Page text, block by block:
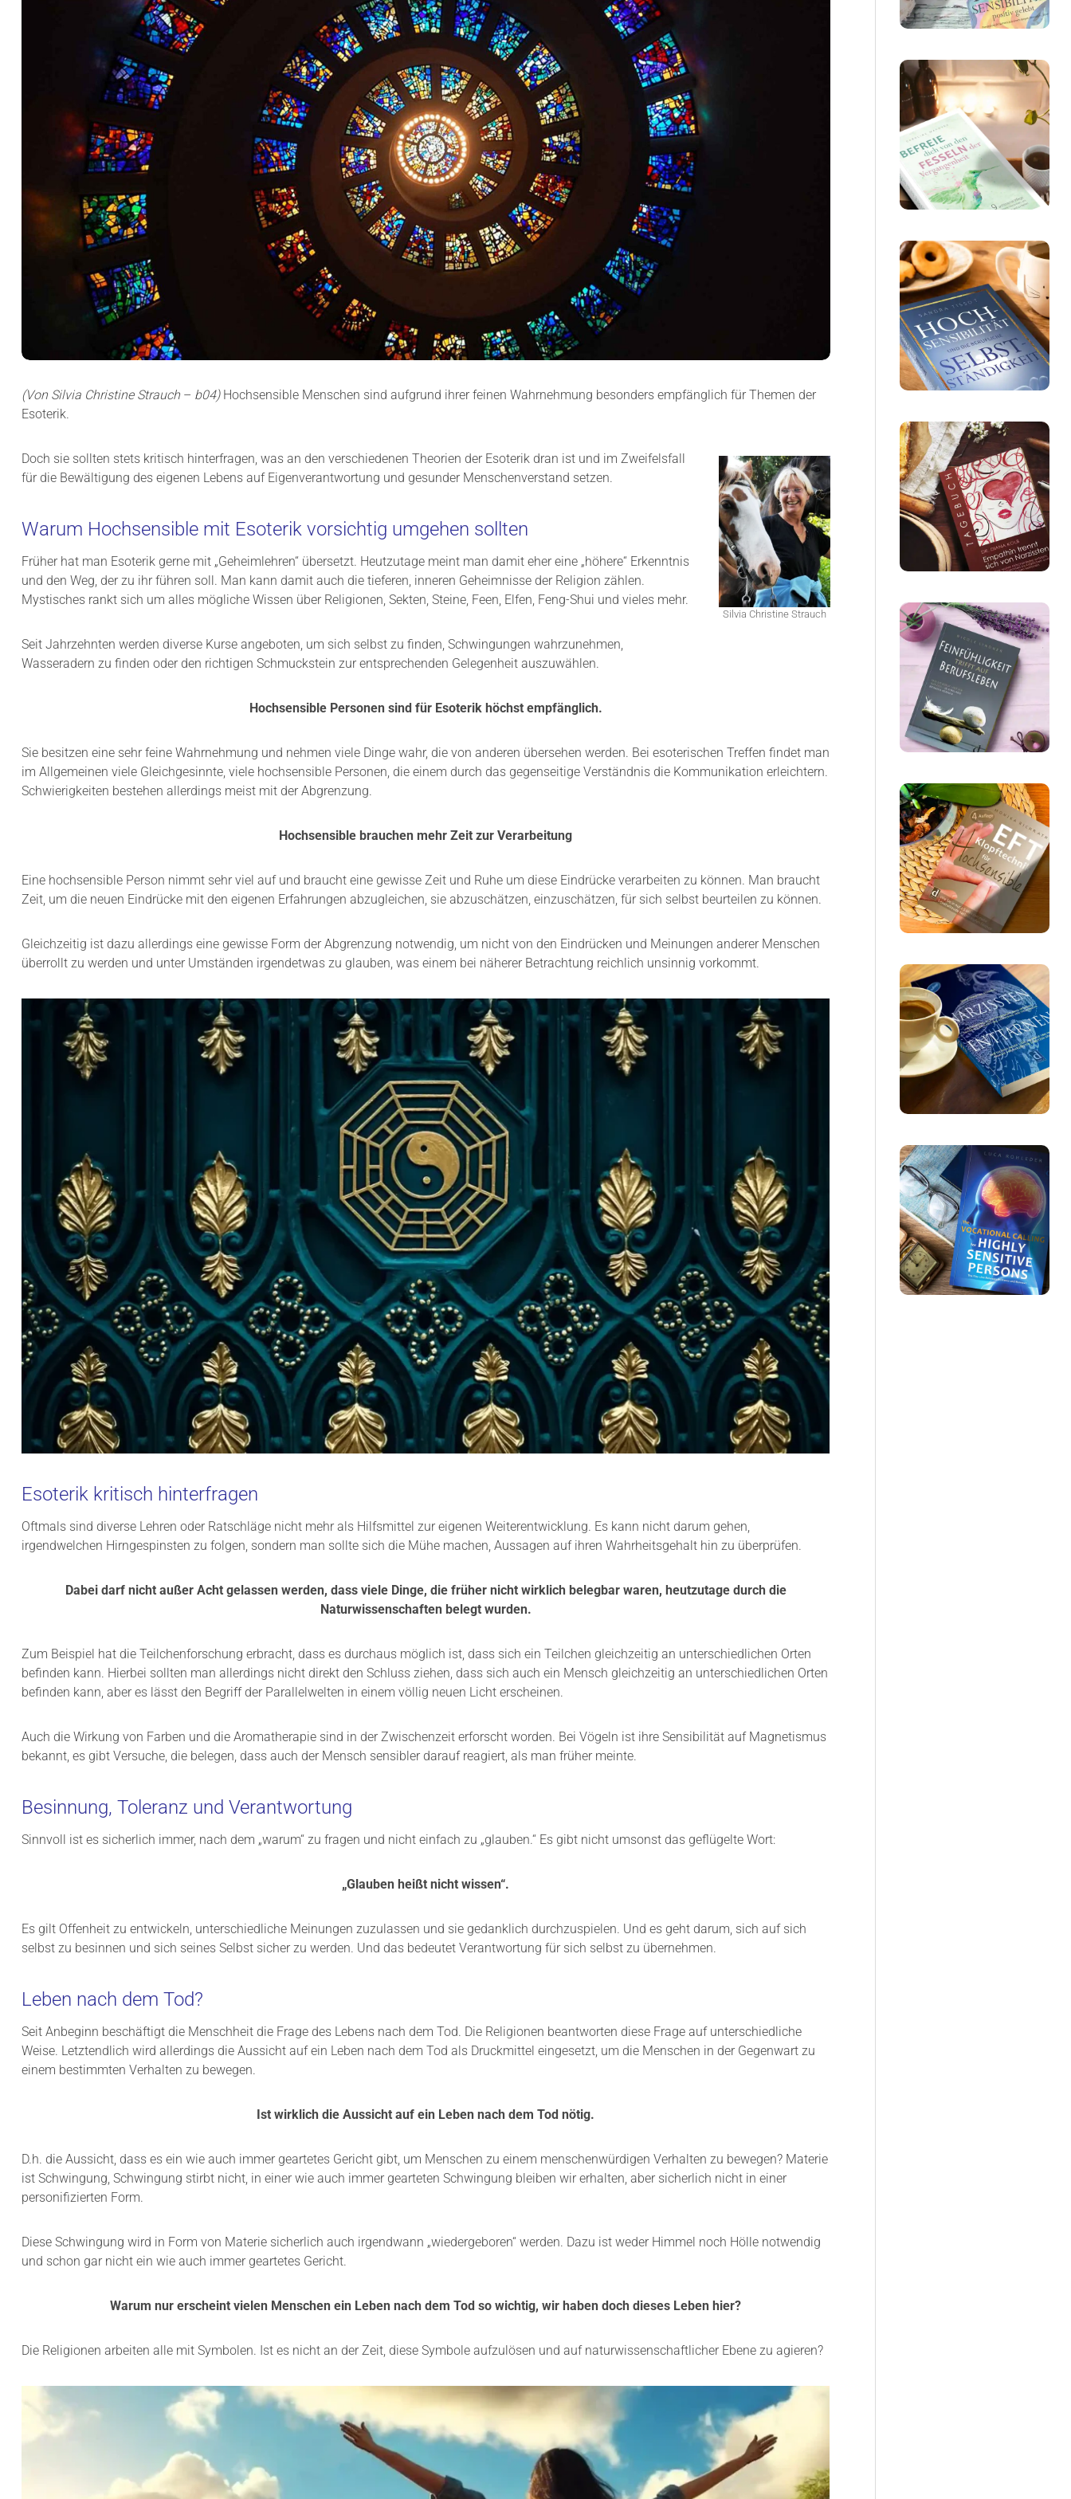
(Von Silvia Christine Strauch– b04)Hochsensible Menschen sind aufgrund ihrer feinen Wahrnehmung besonders empfänglich für Themen der
Esoterik.
Silvia Christine Strauch
Doch sie sollten stets kritisch hinterfragen, was an den verschiedenen Theorien der Esoterik dran ist und im Zweifelsfall
für die Bewältigung des eigenen Lebens auf Eigenverantwortung und gesunder Menschenverstand setzen.
Warum Hochsensible mit Esoterik vorsichtig umgehen sollten
Früher hat man Esoterik gerne mit „Geheimlehren“ übersetzt. Heutzutage meint man damit eher eine „höhere“ Erkenntnis
und den Weg, der zu ihr führen soll. Man kann damit auch die tieferen, inneren Geheimnisse der Religion zählen.
Mystisches rankt sich um alles mögliche Wissen über Religionen, Sekten, Steine, Feen, Elfen, Feng-Shui und vieles mehr.
Seit Jahrzehnten werden diverse Kurse angeboten, um sich selbst zu finden, Schwingungen wahrzunehmen,
Wasseradern zu finden oder den richtigen Schmuckstein zur entsprechenden Gelegenheit auszuwählen.
Hochsensible Personen sind für Esoterik höchst empfänglich.
Sie besitzen eine sehr feine Wahrnehmung und nehmen viele Dinge wahr, die von anderen übersehen werden. Bei esoterischen Treffen findet man
im Allgemeinen viele Gleichgesinnte, viele hochsensible Personen, die einem durch das gegenseitige Verständnis die Kommunikation erleichtern.
Schwierigkeiten bestehen allerdings meist mit der Abgrenzung.
Hochsensible brauchen mehr Zeit zur Verarbeitung
Eine hochsensible Person nimmt sehr viel auf und braucht eine gewisse Zeit und Ruhe um diese Eindrücke verarbeiten zu können. Man braucht
Zeit, um die neuen Eindrücke mit den eigenen Erfahrungen abzugleichen, sie abzuschätzen, einzuschätzen, für sich selbst beurteilen zu können.
Gleichzeitig ist dazu allerdings eine gewisse Form der Abgrenzung notwendig, um nicht von den Eindrücken und Meinungen anderer Menschen
überrollt zu werden und unter Umständen irgendetwas zu glauben, was einem bei näherer Betrachtung reichlich unsinnig vorkommt.
Esoterik kritisch hinterfragen
Oftmals sind diverse Lehren oder Ratschläge nicht mehr als Hilfsmittel zur eigenen Weiterentwicklung. Es kann nicht darum gehen,
irgendwelchen Hirngespinsten zu folgen, sondern man sollte sich die Mühe machen, Aussagen auf ihren Wahrheitsgehalt hin zu überprüfen.
Dabei darf nicht außer Acht gelassen werden, dass viele Dinge, die früher nicht wirklich belegbar waren, heutzutage durch die
Naturwissenschaften belegt wurden.
Zum Beispiel hat die Teilchenforschung erbracht, dass es durchaus möglich ist, dass sich ein Teilchen gleichzeitig an unterschiedlichen Orten
befinden kann. Hierbei sollten man allerdings nicht direkt den Schluss ziehen, dass sich auch ein Mensch gleichzeitig an unterschiedlichen Orten
befinden kann, aber es lässt den Begriff der Parallelwelten in einem völlig neuen Licht erscheinen.
Auch die Wirkung von Farben und die Aromatherapie sind in der Zwischenzeit erforscht worden. Bei Vögeln ist ihre Sensibilität auf Magnetismus
bekannt, es gibt Versuche, die belegen, dass auch der Mensch sensibler darauf reagiert, als man früher meinte.
Besinnung, Toleranz und Verantwortung
Sinnvoll ist es sicherlich immer, nach dem „warum“ zu fragen und nicht einfach zu „glauben.“ Es gibt nicht umsonst das geflügelte Wort:
„Glauben heißt nicht wissen“.
Es gilt Offenheit zu entwickeln, unterschiedliche Meinungen zuzulassen und sie gedanklich durchzuspielen. Und es geht darum, sich auf sich
selbst zu besinnen und sich seines Selbst sicher zu werden. Und das bedeutet Verantwortung für sich selbst zu übernehmen.
Leben nach dem Tod?
Seit Anbeginn beschäftigt die Menschheit die Frage des Lebens nach dem Tod. Die Religionen beantworten diese Frage auf unterschiedliche
Weise. Letztendlich wird allerdings die Aussicht auf ein Leben nach dem Tod als Druckmittel eingesetzt, um die Menschen in der Gegenwart zu
einem bestimmten Verhalten zu bewegen.
Ist wirklich die Aussicht auf ein Leben nach dem Tod nötig.
D.h. die Aussicht, dass es ein wie auch immer geartetes Gericht gibt, um Menschen zu einem menschenwürdigen Verhalten zu bewegen? Materie
ist Schwingung, Schwingung stirbt nicht, in einer wie auch immer gearteten Schwingung bleiben wir erhalten, aber sicherlich nicht in einer
personifizierten Form.
Diese Schwingung wird in Form von Materie sicherlich auch irgendwann „wiedergeboren“ werden. Dazu ist weder Himmel noch Hölle notwendig
und schon gar nicht ein wie auch immer geartetes Gericht.
Warum nur erscheint vielen Menschen ein Leben nach dem Tod so wichtig, wir haben doch dieses Leben hier?
Die Religionen arbeiten alle mit Symbolen. Ist es nicht an der Zeit, diese Symbole aufzulösen und auf naturwissenschaftlicher Ebene zu agieren?